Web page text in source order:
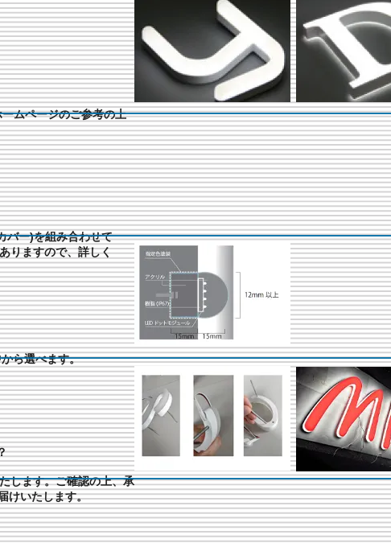
ムページのご参考の上
バー)を組み合わせて
りますので、詳しく
ら選べます。
します。ご確認の上、承
けいたします。